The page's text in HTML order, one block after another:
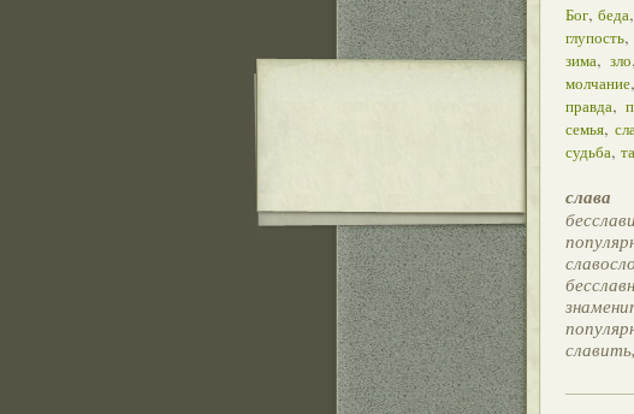
Бог,беда,
глупость
зима, зло,
молчание,
правда,
семья,
судьба,
слава